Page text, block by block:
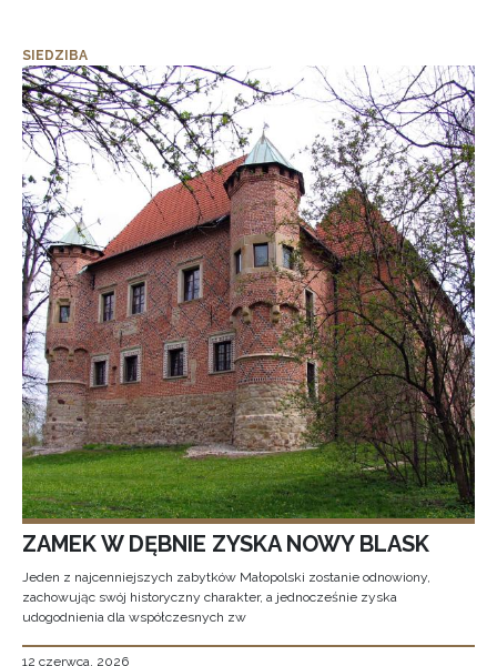
SIEDZIBA
ZAMEK W DĘBNIE ZYSKA NOWY BLASK
Jeden z najcenniejszych zabytków Małopolski zostanie odnowiony,
zachowując swój historyczny charakter, a jednocześnie zyska
udogodnienia dla współczesnych zw
12 czerwca, 2026